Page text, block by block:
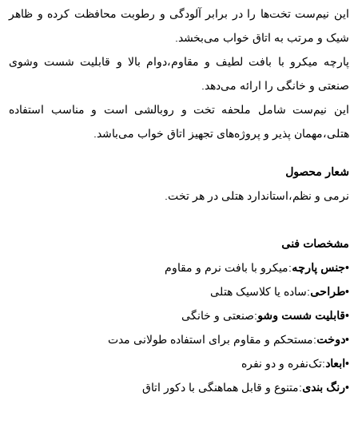
این نیم‌ست تخت‌ها را در برابر آلودگی و رطوبت محافظت کرده و ظاهر
شیک و مرتب به اتاق خواب می‌بخشد.
پارچه میکرو با بافت لطیف و مقاوم،دوام بالا و قابلیت شست‌ وشوی
صنعتی و خانگی را ارائه می‌دهد.
این نیم‌ست شامل ملحفه تخت و روبالشی است و مناسب استفاده
هتلی،مهمان‌ پذیر و پروژه‌های تجهیز اتاق خواب می‌باشد.
شعار محصول
نرمی و نظم،استاندارد هتلی در هر تخت.
مشخصات فنی
•جنس پارچه:میکرو با بافت نرم و مقاوم
•طراحی:ساده یا کلاسیک هتلی
•قابلیت شست‌ وشو:صنعتی و خانگی
•دوخت:مستحکم و مقاوم برای استفاده طولانی‌ مدت
• ابعاد:تک‌نفره و دو نفره
•رنگ‌ بندی:متنوع و قابل هماهنگی با دکور اتاق